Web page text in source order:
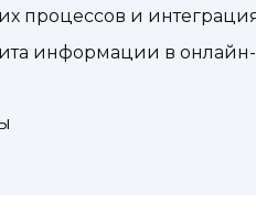
процессов и
информации в онлайн-